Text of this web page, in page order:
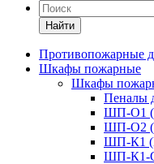
Найти
Противопожарные
Шкафы пожарные
Шкафы
Пеналы
ШП-О1
ШП-О2
ШП-К1
ШП-К1-